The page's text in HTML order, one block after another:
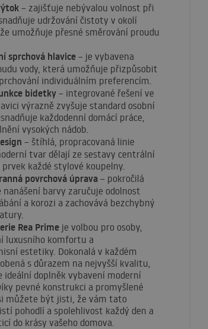
– zajišťuje nebývalou volnost při
udržování čistoty v okolí
umožňuje přesné směrování proudu
sprchová hlavice – je vybavena
vody, která umožňuje přizpůsobit
individuálním preferencím.
bidetky– integrované řešení ve
výrazně zvyšuje standard osobní
každodenní domácí práce,
vysokých nádob.
– štíhlá, propracovaná linie
tvar dělají ze sestavy centrální
každé stylové koupelny.
povrchová úprava – pokročilá
nanášení barvy zaručuje odolnost
a korozi a zachovává bezchybný
Rea Prime je volbou pro osoby,
luxusního komfortu a
estetiky. Dokonalá v každém
s důrazem na nejvyšší kvalitu,
ideální doplněk vybavení moderní
pevné konstrukci a promyšlené
můžete být jisti, že vám tato
pohodlí a spolehlivost každý den a
do krásy vašeho domova.